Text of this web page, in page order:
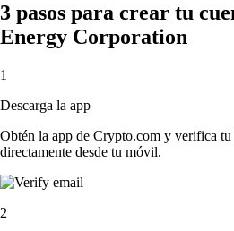
3 pasos para crear tu
Energy Corporation
1
Descarga la app
Obtén la app de Crypto.com y verifica
directamente desde tu móvil.
2